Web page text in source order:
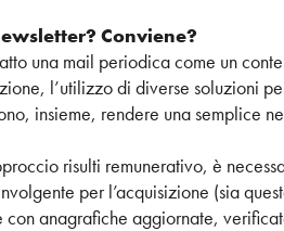
Conviene?
una mail periodica come un
l’utilizzo di diverse soluzioni
insieme, rendere una semplice
risulti remunerativo, è
per l’acquisizione (sia
con anagrafiche aggiornate,